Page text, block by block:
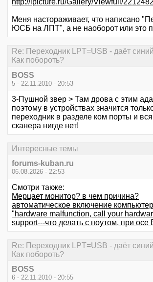
http://ipicture.ru/Gallery/Viewfull/
Меня настораживает, что написано
ЮСБ на ЛПТ", а не наоборот или это
Re: Переходник LPT=USB - даёт
Как побороть?
BOSS
5 - 22.11.2010 - 20:53
3-Пушной звер > Там дрова с этим
поэтому в устройствах значится
переходник в разделе ком порты и
сканера нигде нет!
Интересные темы
forums-kuban.ru
06.08.2026 - 22:53
Смотри также:
Мерцает монитор? в чем причина?
автоматическое включение
"hardware malfunction, call your
support---что делать с ноутом, при
Re: Переходник LPT=USB - даёт
Как побороть?
BOSS
6 - 22.11.2010 - 20:55